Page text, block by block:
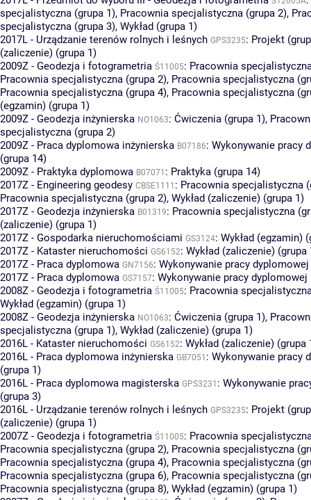
specjalistyczna (grupa 1), Pracownia specjalistyczna (grupa 2),
specjalistyczna (grupa 3), Wykład (grupa 1)
2017L - Urządzanie terenów rolnych i leśnych GPS3235: Projekt
(zaliczenie) (grupa 1)
2009Z - Geodezja i fotogrametria Ś11005: Pracownia
Pracownia specjalistyczna (grupa 2), Pracownia specjalistyczna
Pracownia specjalistyczna (grupa 4), Pracownia specjalistyczna
(egzamin) (grupa 1)
2009Z - Geodezja inżynierska NO1063: Ćwiczenia (grupa 1),
specjalistyczna (grupa 2)
2009Z - Praca dyplomowa inżynierska B07186: Wykonywanie pracy
(grupa 14)
2009Z - Praktyka dyplomowa B07071 : Praktyka (grupa 14)
2017Z - Engineering geodesy CBSE1111 : Pracownia specjalistyczna
Pracownia specjalistyczna (grupa 2), Wykład (zaliczenie) (grupa 1)
2017Z - Geodezja inżynierska B01319: Pracownia specjalistyczna
(zaliczenie) (grupa 1)
2017Z - Gospodarka nieruchomościami GS3124: Wykład (egzamin)
2017Z - Kataster nieruchomości GS6152: Wykład (zaliczenie) (grupa
2017Z - Praca dyplomowa GN7156: Wykonywanie pracy dyplomowej
2017Z - Praca dyplomowa GS7157: Wykonywanie pracy dyplomowej
2008Z - Geodezja i fotogrametria Ś11005: Pracownia
Wykład (egzamin) (grupa 1)
2008Z - Geodezja inżynierska NO1063: Ćwiczenia (grupa 1),
specjalistyczna (grupa 1), Wykład (zaliczenie) (grupa 1)
2016L - Kataster nieruchomości GS6152: Wykład (zaliczenie) (grupa
2016L - Praca dyplomowa inżynierska GB7051 : Wykonywanie pracy
(grupa 1)
2016L - Praca dyplomowa magisterska GPS3231 : Wykonywanie
(grupa 3)
2016L - Urządzanie terenów rolnych i leśnych GPS3235: Projekt
(zaliczenie) (grupa 1)
2007Z - Geodezja i fotogrametria Ś11005: Pracownia
Pracownia specjalistyczna (grupa 2), Pracownia specjalistyczna
Pracownia specjalistyczna (grupa 4), Pracownia specjalistyczna
Pracownia specjalistyczna (grupa 6), Pracownia specjalistyczna
Pracownia specjalistyczna (grupa 8), Wykład (egzamin) (grupa 1)